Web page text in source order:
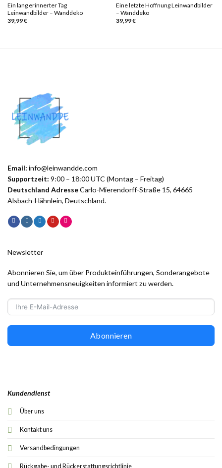
Ein lang erinnerter Tag
Leinwandbilder – Wanddeko
39,99€
Eine letzte Hoffnung Leinwandbilder
– Wanddeko
39,99€
Email: info@leinwandde.com
Supportzeit: 9:00 – 18:00 UTC (Montag – Freitag)
Deutschland AdresseCarlo-Mierendorff-Straße 15, 64665
Alsbach-Hähnlein, Deutschland.
Kundendienst
Über uns
Kontakt uns
Versandbedingungen
Rückgabe- und Rückerstattungsrichtlinie
Newsletter
Abonnieren Sie, um über Produkteinführungen, Sonderangebote
und Unternehmensneuigkeiten informiert zu werden.
Abonnieren